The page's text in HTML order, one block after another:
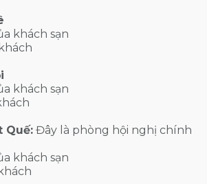
khách sạn
khách sạn
Quế: Đây là phòng hội nghị chính
khách sạn